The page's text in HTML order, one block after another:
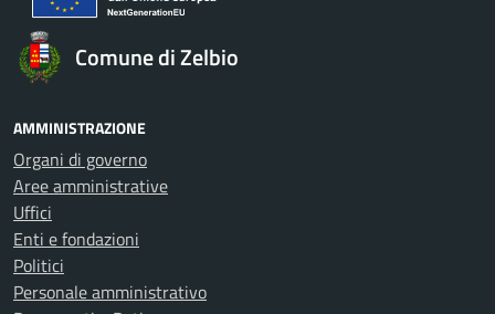
Comune di Zelbio
AMMINISTRAZIONE
Organi di governo
Aree amministrative
Uffici
Enti e fondazioni
Politici
Personale amministrativo